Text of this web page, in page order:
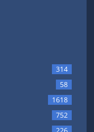
314
58
1618
752